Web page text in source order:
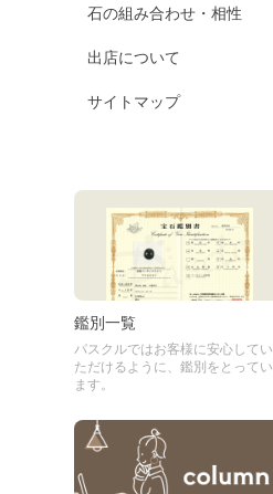
石の組み合わせ・相性
出店について
サイトマップ
鑑別一覧
パスクルではお客様に安心してい
ただけるように、鑑別をとってい
ます。